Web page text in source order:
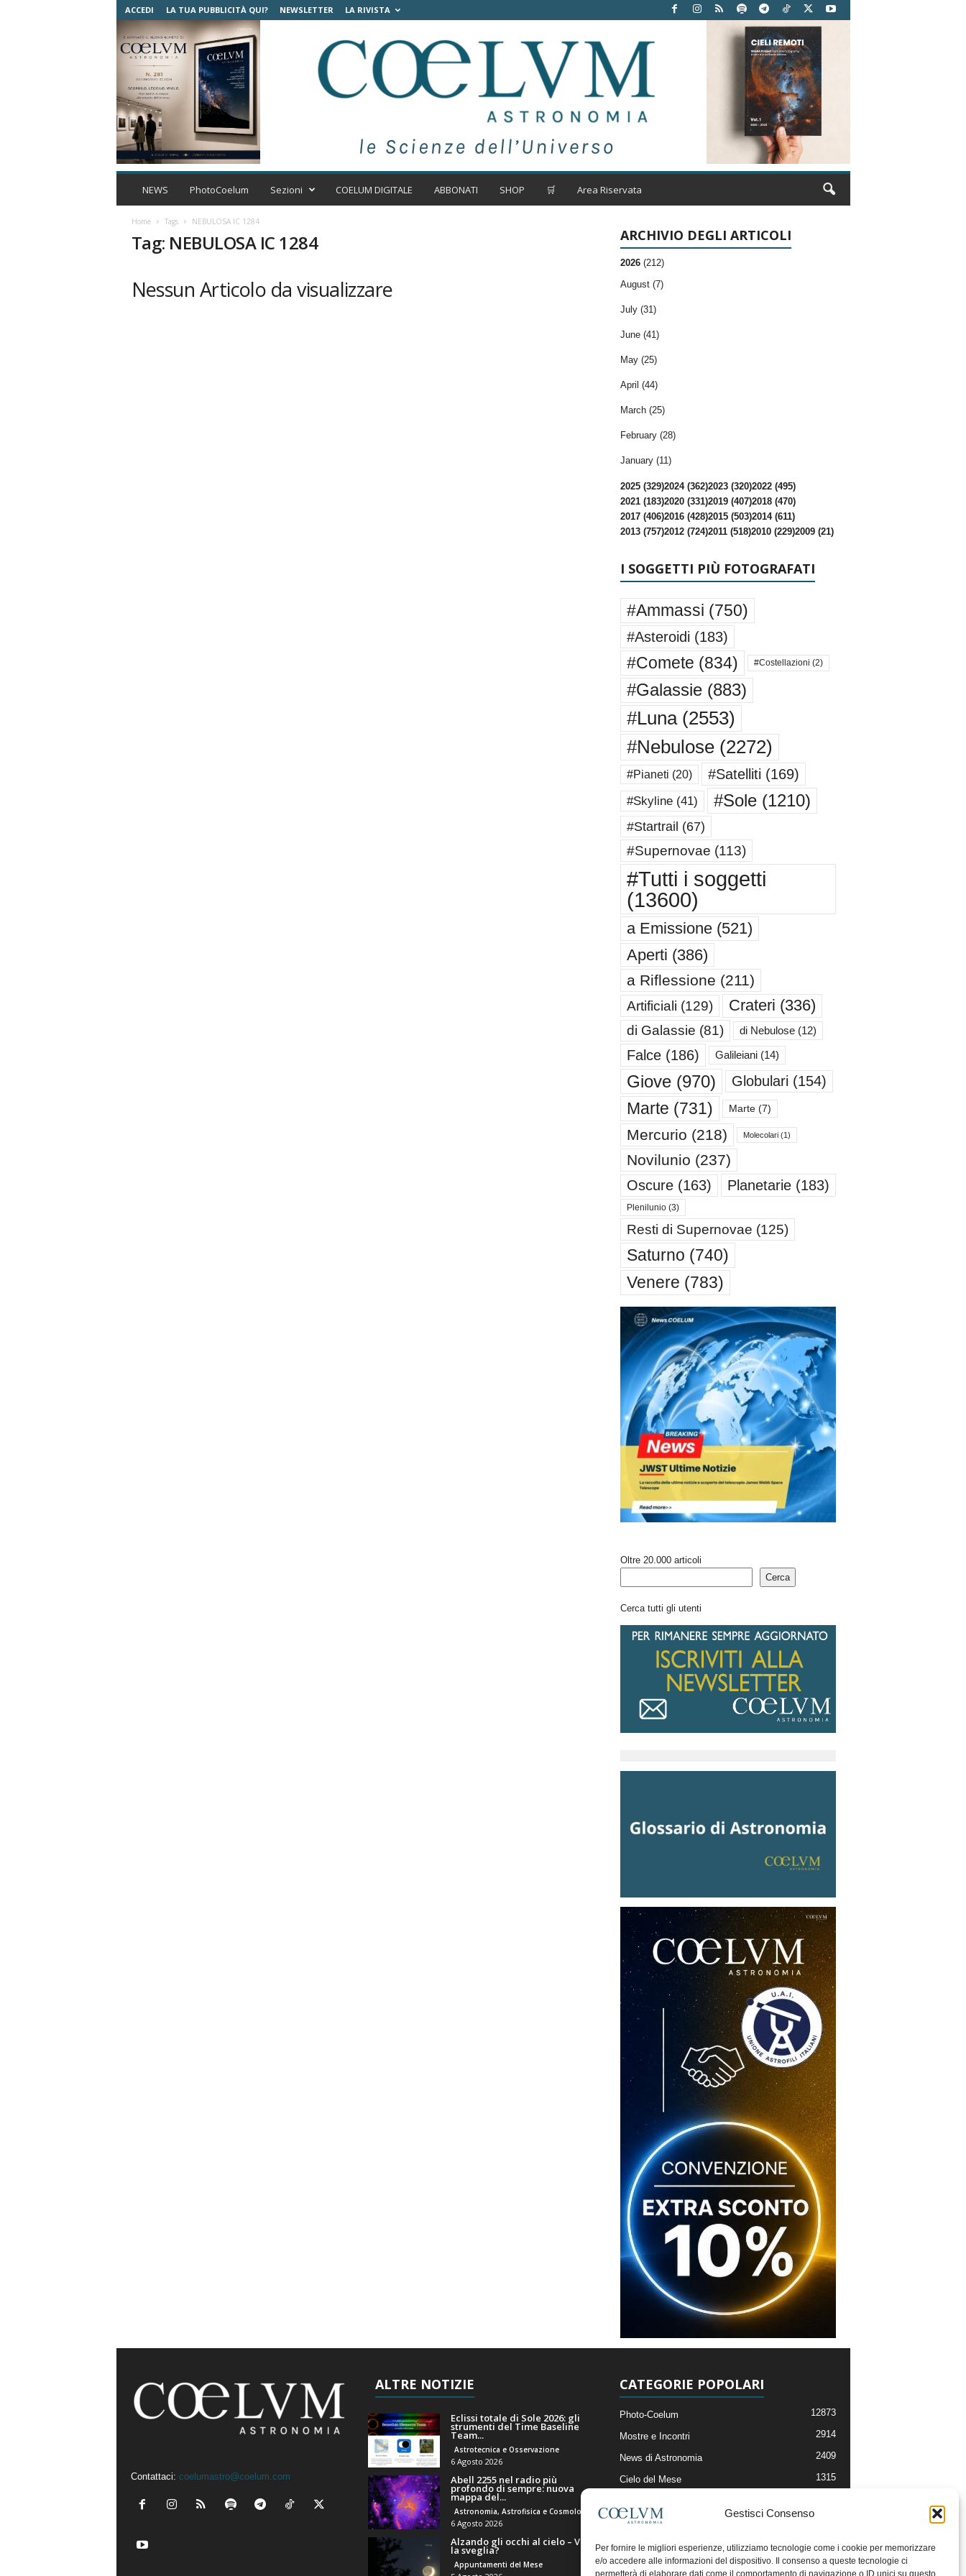
Gestisci Consenso
Per fornire le migliori esperienze, utilizziamo tecnologie come i cookie per memorizzare
e/o accedere alle informazioni del dispositivo. Il consenso a queste tecnologie ci
permetterà di elaborare dati come il comportamento di navigazione o ID unici su questo
ACCEDI LA TUA PUBBLICITÀ QUI? NEWSLETTER LA RIVISTA
C
m
t
NEWS PhotoCoelum Sezioni COELUM DIGITALE ABBONATI SHOP 🛒 Area Riservata
Home Tags NEBULOSA IC 1284
Tag: NEBULOSA IC 1284
Nessun Articolo da visualizzare
ARCHIVIO DEGLI ARTICOLI
2026 (212)
August (7)
July (31)
June (41)
May (25)
April (44)
March (25)
February (28)
January (11)
2025 (329)2024 (362)2023 (320)2022 (495)
2021 (183)2020 (331)2019 (407)2018 (470)
2017 (406)2016 (428)2015 (503)2014 (611)
2013 (757)2012 (724)2011 (518)2010 (229)2009 (21)
I SOGGETTI PIÙ FOTOGRAFATI
#Ammassi (750)
#Asteroidi (183)
#Comete (834) #Costellazioni (2)
#Galassie(883)
#Luna(2553)
#Nebulose(2272)
#Pianeti (20) #Satelliti (169)
#Skyline(41) #Sole(1210)
#Startrail (67)
#Supernovae (113)
#Tutti i soggetti
(13600)
a Emissione(521)
Aperti (386)
a Riflessione (211)
Artificiali (129) Crateri (336)
di Galassie (81) di Nebulose(12)
Falce(186) Galileiani(14)
Giove(970) Globulari (154)
Marte (731) Marte(7)
Mercurio (218) Molecolari(1)
Novilunio (237)
Oscure(163) Planetarie(183)
Plenilunio(3)
Resti di Supernovae (125)
Saturno (740)
Venere (783)
Oltre 20.000 articoli
Cerca
Cerca tutti gli utenti
Contattaci: coelumastro@coelum.com
ALTRE NOTIZIE
Eclissi totale di Sole 2026: gli
strumenti del Time Baseline
Team...
Astrotecnica e Osservazione
6 Agosto 2026
Abell 2255 nel radio più
profondo di sempre: nuova
mappa del...
Astronomia, Astrofisica e Cosmologia
6 Agosto 2026
Alzando gli occhi al cielo – Vale
la sveglia?
Appuntamenti del Mese
CATEGORIE POPOLARI
Photo-Coelum 12873
Mostre e Incontri 2914
News di Astronomia 2409
Cielo del Mese 1315
Articoli e Risorse On-Line
Il Blog della Redazione